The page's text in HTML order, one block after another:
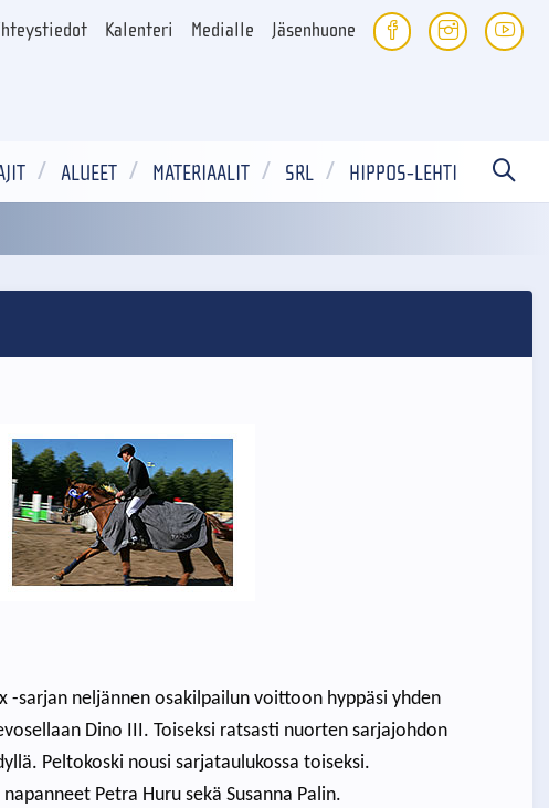
Kalenteri Medialle Jäsenhuone
ALUEET MATERIAALIT SRL HIPPOS-LEHTI
-sarjan neljännen osakilpailun voittoon hyppäsi yhden
Dino III. Toiseksi ratsasti nuorten sarjajohdon
Peltokoski nousi sarjataulukossa toiseksi.
Petra Huru sekä Susanna Palin.